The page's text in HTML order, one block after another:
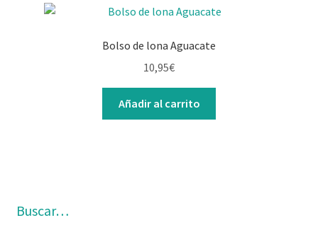
Bolso de lona Aguacate
10,95€
Añadir al carrito
Buscar…